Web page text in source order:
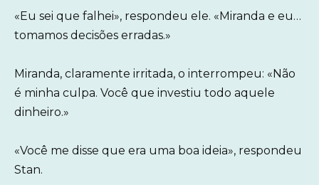
«Eu sei que falhei», respondeu ele. «Miranda e eu…
tomamos decisões erradas.»
Miranda, claramente irritada, o interrompeu: «Não
é minha culpa. Você que investiu todo aquele
dinheiro.»
«Você me disse que era uma boa ideia», respondeu
Stan.